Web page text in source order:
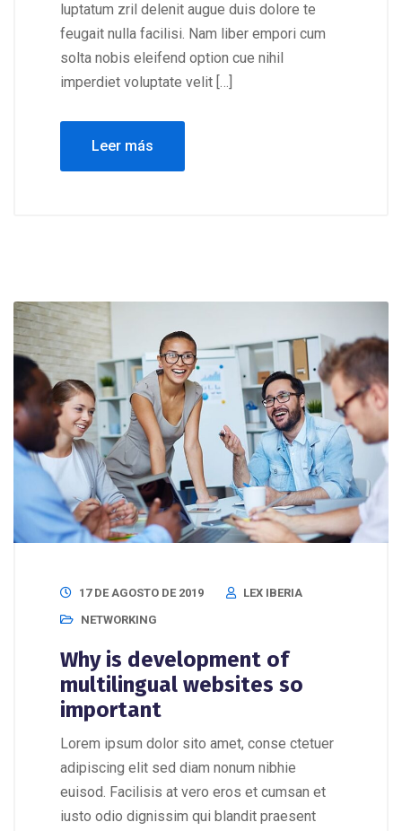
luptatum zril delenit augue duis dolore te
feugait nulla facilisi. Nam liber empori cum
solta nobis eleifend option cue nihil
imperdiet voluptate velit […]
Leer más
17 DE AGOSTO DE 2019
LEX IBERIA
NETWORKING
Why is development of
multilingual websites so
important
Lorem ipsum dolor sito amet, conse ctetuer
adipiscing elit sed diam nonum nibhie
euisod. Facilisis at vero eros et cumsan et
iusto odio dignissim qui blandit praesent